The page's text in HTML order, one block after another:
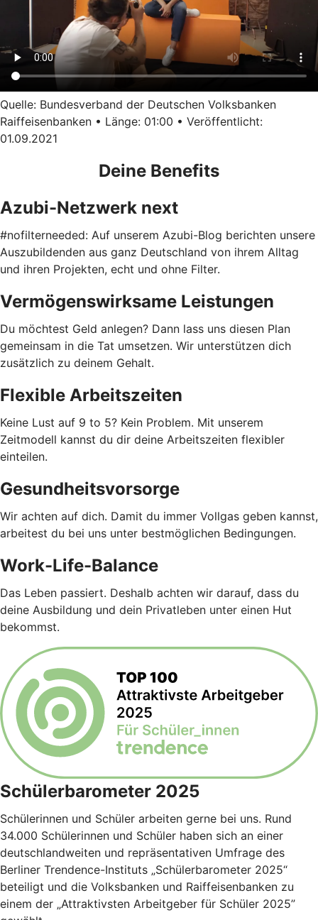
Quelle: Bundesverband der Deutschen Volksbanken
Raiffeisenbanken • Länge: 01:00 • Veröffentlicht:
01.09.2021
Deine Benefits
Azubi-Netzwerk next
#nofilterneeded: Auf unserem Azubi-Blog berichten unsere
Auszubildenden aus ganz Deutschland von ihrem Alltag
und ihren Projekten, echt und ohne Filter.
Vermögenswirksame Leistungen
Du möchtest Geld anlegen? Dann lass uns diesen Plan
gemeinsam in die Tat umsetzen. Wir unterstützen dich
zusätzlich zu deinem Gehalt.
Flexible Arbeitszeiten
Keine Lust auf 9 to 5? Kein Problem. Mit unserem
Zeitmodell kannst du dir deine Arbeitszeiten flexibler
einteilen.
Gesundheitsvorsorge
Wir achten auf dich. Damit du immer Vollgas geben kannst,
arbeitest du bei uns unter bestmöglichen Bedingungen.
Work-Life-Balance
Das Leben passiert. Deshalb achten wir darauf, dass du
deine Ausbildung und dein Privatleben unter einen Hut
bekommst.
Schülerbarometer 2025
Schülerinnen und Schüler arbeiten gerne bei uns. Rund
34.000 Schülerinnen und Schüler haben sich an einer
deutschlandweiten und repräsentativen Umfrage des
Berliner Trendence-Instituts „Schülerbarometer 2025“
beteiligt und die Volksbanken und Raiffeisenbanken zu
einem der „Attraktivsten Arbeitgeber für Schüler 2025”